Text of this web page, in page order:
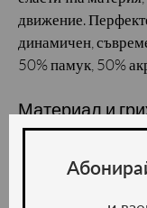
движение.
динамичен,
50% памук, 50%
Материал и